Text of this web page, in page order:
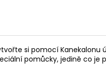
si pomocí Kanekalonu
pomůcky, jedině co je